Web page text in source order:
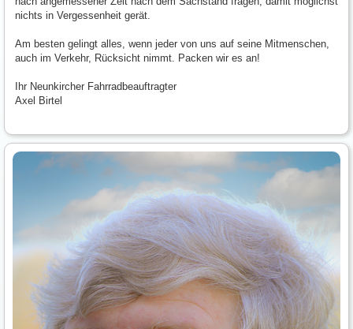
nichts in Vergessenheit gerät.
Am besten gelingt alles, wenn jeder von uns auf seine Mitmenschen,
auch im Verkehr, Rücksicht nimmt. Packen wir es an!
Ihr Neunkircher Fahrradbeauftragter
Axel Birtel